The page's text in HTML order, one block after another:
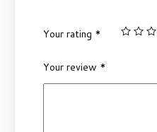
Your rating *
Your review *